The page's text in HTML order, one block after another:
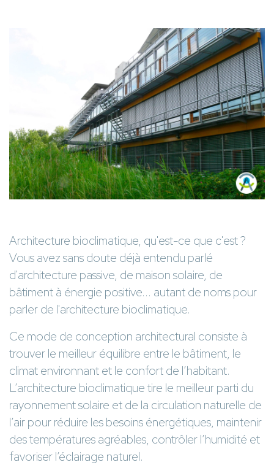
Architecture bioclimatique, qu'est-ce que c'est ?
Vous avez sans doute déjà entendu parlé
d'architecture passive, de maison solaire, de
bâtiment à énergie positive... autant de noms pour
parler de l'architecture bioclimatique.
Ce mode de conception architectural consiste à
trouver le meilleur équilibre entre le bâtiment, le
climat environnant et le confort de l’habitant.
L’architecture bioclimatique tire le meilleur parti du
rayonnement solaire et de la circulation naturelle de
l’air pour réduire les besoins énergétiques, maintenir
des températures agréables, contrôler l’humidité et
favoriser l’éclairage naturel.